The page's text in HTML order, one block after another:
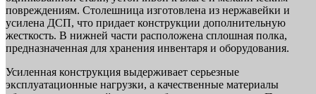
повреждениям. Столешница изготовлена из нержавейки и
усилена ДСП, что придает конструкции дополнительную
жесткость. В нижней части расположена сплошная полка,
предназначенная для хранения инвентаря и оборудования.
Усиленная конструкция выдерживает серьезные
эксплуатационные нагрузки, а качественные материалы